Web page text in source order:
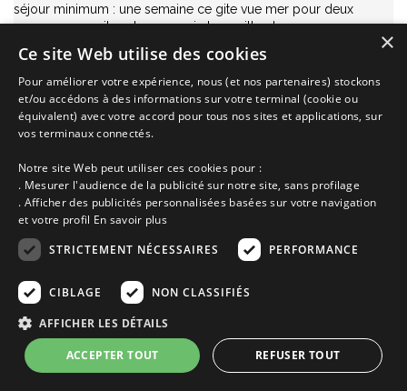
séjour minimum : une semaine ce gite vue mer pour deux
personnes se situe dans un coin tranquille et…
Annonce n° 5613 | Location Maison
Tredrez Locquemeau proche deLe Yaudet
Côte de Granit Rose
Côtes d'Armor
Bretagne
de 390€ à 550€
Ajoutez à ma sélection
Voir cette location
×
Ce site Web utilise des cookies
Pour améliorer votre expérience, nous (et nos partenaires) stockons
et/ou accédons à des informations sur votre terminal (cookie ou
équivalent) avec votre accord pour tous nos sites et applications, sur
vos terminaux connectés.
Notre site Web peut utiliser ces cookies pour :
. Mesurer l'audience de la publicité sur notre site, sans profilage
. Afficher des publicités personnalisées basées sur votre navigation
et votre profil En savoir plus
STRICTEMENT NÉCESSAIRES
PERFORMANCE
CIBLAGE NON CLASSIFIÉS
AFFICHER LES DÉTAILS
ACCEPTER TOUT REFUSER TOUT